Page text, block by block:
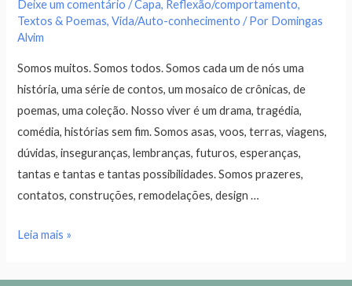
Deixe um comentário /Capa, Reflexão/comportamento,
Textos & Poemas,Vida/Auto-conhecimento / Por Domingas
Alvim
Somos muitos. Somos todos. Somos cada um de nós uma
história, uma série de contos, um mosaico de crônicas, de
poemas, uma coleção. Nosso viver é um drama, tragédia,
comédia, histórias sem fim. Somos asas, voos, terras, viagens,
dúvidas, inseguranças, lembranças, futuros, esperanças,
tantas e tantas e tantas possibilidades. Somos prazeres,
contatos, construções, remodelações, design …
Leia mais »